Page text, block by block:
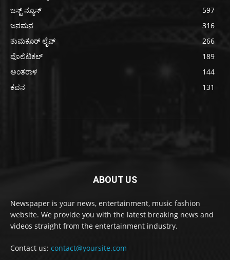
ಜಸ್ಟ್ ನ್ಯೂಸ್
597
ಜನಮನ
316
ತುಮಕೂರ್ ಲೈವ್
266
ಪೊಲಿಟಿಕಲ್
189
ಅಂತರಾಳ
144
ಕವನ
131
ABOUT US
Newspaper is your news, entertainment, music fashion
website. We provide you with the latest breaking news and
videos straight from the entertainment industry.
Contact us: contact@yoursite.com